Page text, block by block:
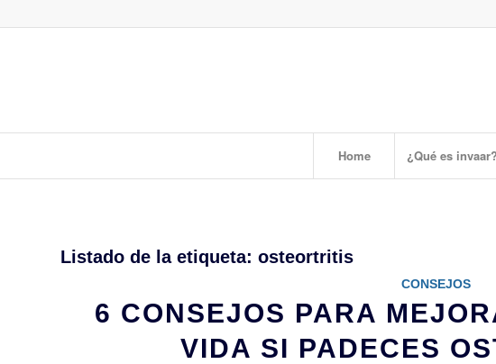
Home ¿Qué es invaar?
Listado de la etiqueta: osteortritis
CONSEJOS
6 CONSEJOS PARA
VIDA SI PADECES